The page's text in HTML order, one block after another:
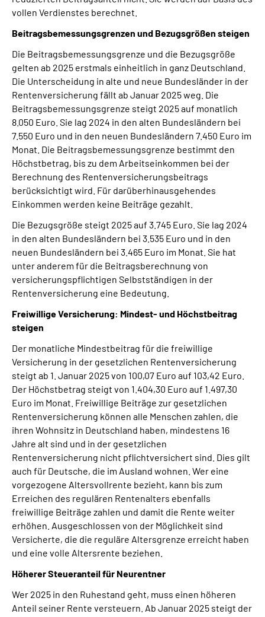
vollen Verdienstes berechnet.
Beitragsbemessungsgrenzen und Bezugsgrößen steigen
Die Beitragsbemessungsgrenze und die Bezugsgröße
gelten ab 2025 erstmals einheitlich in ganz Deutschland.
Die Unterscheidung in alte und neue Bundesländer in der
Rentenversicherung fällt ab Januar 2025 weg. Die
Beitragsbemessungsgrenze steigt 2025 auf monatlich
8.050 Euro. Sie lag 2024 in den alten Bundesländern bei
7.550 Euro und in den neuen Bundesländern 7.450 Euro im
Monat. Die Beitragsbemessungsgrenze bestimmt den
Höchstbetrag, bis zu dem Arbeitseinkommen bei der
Berechnung des Rentenversicherungsbeitrags
berücksichtigt wird. Für darüberhinausgehendes
Einkommen werden keine Beiträge gezahlt.
Die Bezugsgröße steigt 2025 auf 3.745 Euro. Sie lag 2024
in den alten Bundesländern bei 3.535 Euro und in den
neuen Bundesländern bei 3.465 Euro im Monat. Sie hat
unter anderem für die Beitragsberechnung von
versicherungspflichtigen Selbstständigen in der
Rentenversicherung eine Bedeutung.
Freiwillige Versicherung: Mindest- und Höchstbeitrag
steigen
Der monatliche Mindestbeitrag für die freiwillige
Versicherung in der gesetzlichen Rentenversicherung
steigt ab 1. Januar 2025 von 100,07 Euro auf 103,42 Euro.
Der Höchstbetrag steigt von 1.404,30 Euro auf 1.497,30
Euro im Monat. Freiwillige Beiträge zur gesetzlichen
Rentenversicherung können alle Menschen zahlen, die
ihren Wohnsitz in Deutschland haben, mindestens 16
Jahre alt sind und in der gesetzlichen
Rentenversicherung nicht pflichtversichert sind. Dies gilt
auch für Deutsche, die im Ausland wohnen. Wer eine
vorgezogene Altersvollrente bezieht, kann bis zum
Erreichen des regulären Rentenalters ebenfalls
freiwillige Beiträge zahlen und damit die Rente weiter
erhöhen. Ausgeschlossen von der Möglichkeit sind
Versicherte, die die reguläre Altersgrenze erreicht haben
und eine volle Altersrente beziehen.
Höherer Steueranteil für Neurentner
Wer 2025 in den Ruhestand geht, muss einen höheren
Anteil seiner Rente versteuern. Ab Januar 2025 steigt der